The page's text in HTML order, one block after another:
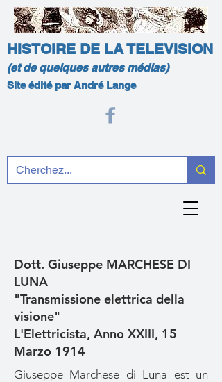
HISTOIRE DE LA TELEVISION
(et de quelques autres médias)
Site édité par André Lange
Dott. Giuseppe MARCHESE DI
LUNA
"Transmissione elettrica della
visione"
L'Elettricista, Anno XXIII, 15
Marzo 1914
Giuseppe Marchese di Luna est un